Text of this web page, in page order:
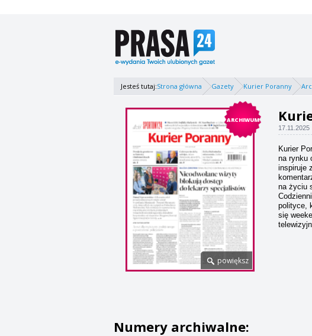
Jesteś tutaj:Strona główna Gazety Kurier Poranny
ARCHIWUM
powiększ
17.11.2025
Kurier
na rynku
inspiruje
na życiu
polityce,
się
Numery archiwalne: